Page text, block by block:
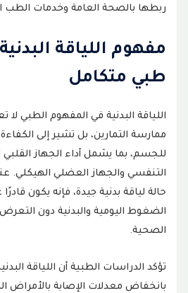
5 مرحلة تحسين الأداء
6 أخطاء شائعة تؤثر على نتائج
7 دور الطب الرياضي في تحسين
8 كيف تساعدك اللياقة البدنية
استراتيجيات الحفاظ على
10 الأسئلة الشائعة
ربطها بالصحة العامة وخدمات الطب
مفهوم اللياقة
طبي متكامل
اللياقة البدنية في المفهوم الطبي
ممارسة التمارين، بل تشير إلى
للجسم، بما يشمل أداء الجهاز القلبي
التنفسي والجهاز العضلي الهيكلي.
حالة لياقة بدنية جيدة، فإنه يكون
الضغوط اليومية والبدنية دون
الصحية.
تؤكد الدراسات الطبية أن اللياقة
بانخفاض معدلات الإصابة بالأمراض